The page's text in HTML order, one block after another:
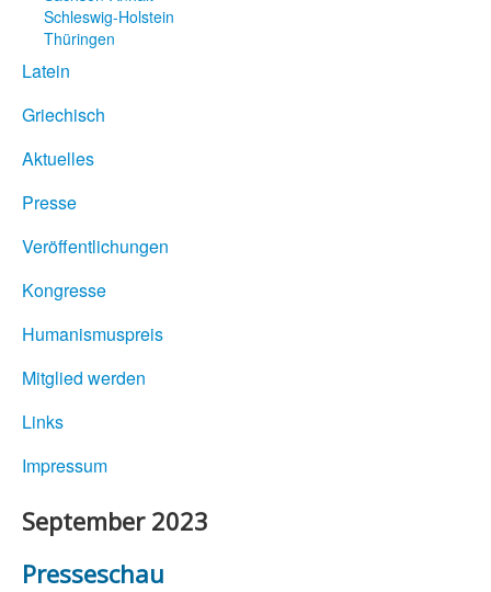
Schleswig-Holstein
Thüringen
Latein
Griechisch
Aktuelles
Presse
Veröffentlichungen
Kongresse
Humanismuspreis
Mitglied werden
Links
Impressum
September 2023
Presseschau